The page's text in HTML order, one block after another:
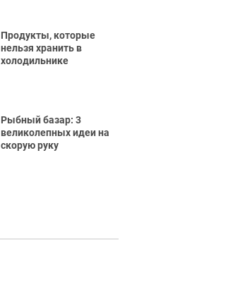
Продукты, которые
нельзя хранить в
холодильнике
Рыбный базар: 3
великолепных идеи на
скорую руку